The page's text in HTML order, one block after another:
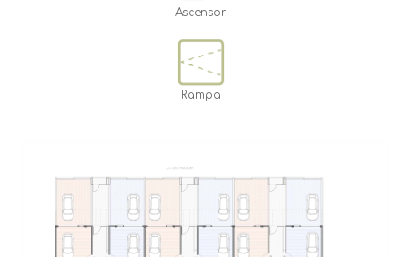
Ascensor
Rampa